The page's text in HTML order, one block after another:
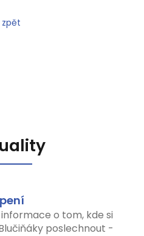
zpět
o tom, kde si
poslechnout -